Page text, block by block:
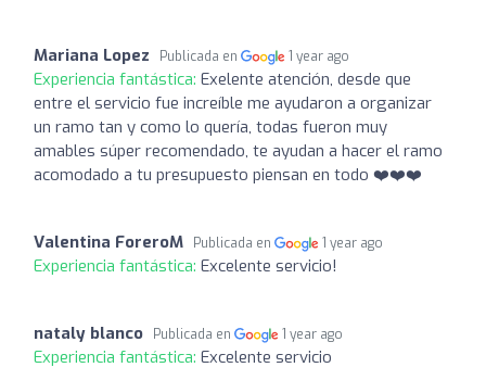
Mariana Lopez Publicada en 1 year ago
Experiencia fantástica: Exelente atención, desde que
entre el servicio fue increíble me ayudaron a organizar
un ramo tan y como lo quería, todas fueron muy
amables súper recomendado, te ayudan a hacer el ramo
acomodado a tu presupuesto piensan en todo ❤️❤️❤️
Valentina ForeroM Publicada en 1 year ago
Experiencia fantástica: Excelente servicio!
nataly blanco Publicada en 1 year ago
Experiencia fantástica: Excelente servicio